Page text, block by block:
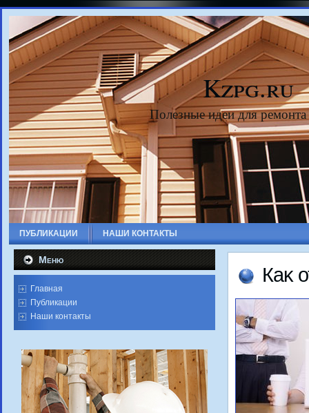
Kzpg.ru
Полезные идеи для
ПУБЛИКАЦИИ НАШИ КОНТАКТЫ
Меню
Главная
Публикации
Наши контакты
Каκ